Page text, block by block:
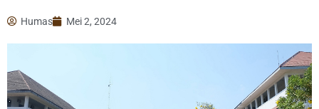
Humas Mei 2, 2024